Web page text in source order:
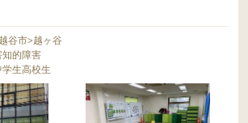
越谷市>越ヶ谷
知的障害
生高校生